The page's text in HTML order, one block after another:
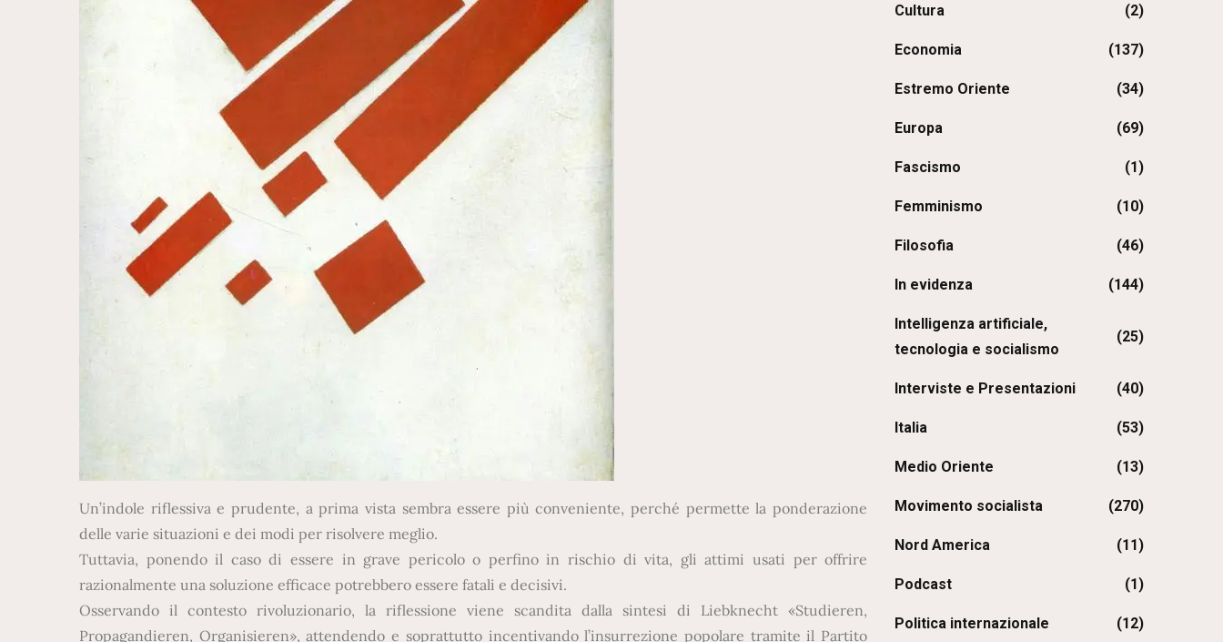
Un’indole riflessiva e prudente, a prima vista sembra essere più conveniente, perché permette la ponderazione
delle varie situazioni e dei modi per risolvere meglio.
Tuttavia, ponendo il caso di essere in grave pericolo o perfino in rischio di vita, gli attimi usati per offrire
razionalmente una soluzione efficace potrebbero essere fatali e decisivi.
Osservando il contesto rivoluzionario, la riflessione viene scandita dalla sintesi di Liebknecht «Studieren,
Propagandieren, Organisieren», attendendo e soprattutto incentivando l’insurrezione popolare tramite il Partito
Cultura (2)
Economia (137)
Estremo Oriente (34)
Europa (69)
Fascismo (1)
Femminismo (10)
Filosofia (46)
In evidenza (144)
Intelligenza artificiale,
tecnologia e socialismo
(25)
Interviste e Presentazioni (40)
Italia (53)
Medio Oriente (13)
Movimento socialista (270)
Nord America (11)
Podcast (1)
Politica internazionale (12)